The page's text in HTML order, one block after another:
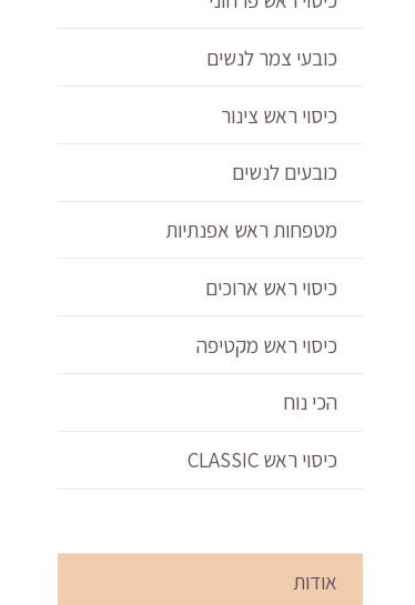
כובעי צמר לנשים
כיסוי ראש צינור
כובעים לנשים
מטפחות ראש אפנתיות
כיסוי ראש ארוכים
כיסוי ראש מקטיפה
הכי נוח
כיסוי ראש CLASSIC
אודות